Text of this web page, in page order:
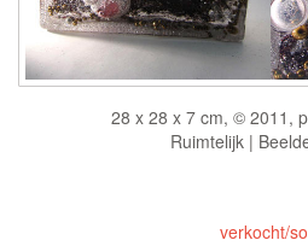
28 x 28 x 7 cm, © 2011,
Ruimtelijk |
verkocht/